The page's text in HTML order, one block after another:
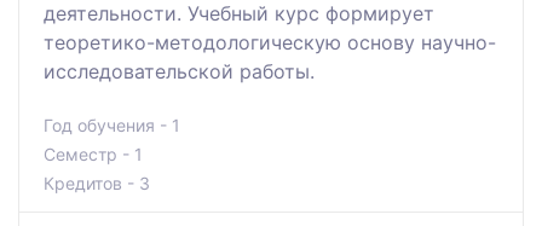
деятельности. Учебный курс формирует
теоретико-методологическую основу научно-
исследовательской работы.
Год обучения - 1
Семестр - 1
Кредитов - 3